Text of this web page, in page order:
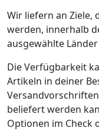
Wir liefern an Ziele,
werden, innerhalb
ausgewählte
Die Verfügbarkeit
Artikeln in deiner
beliefert werden
Optionen im Check